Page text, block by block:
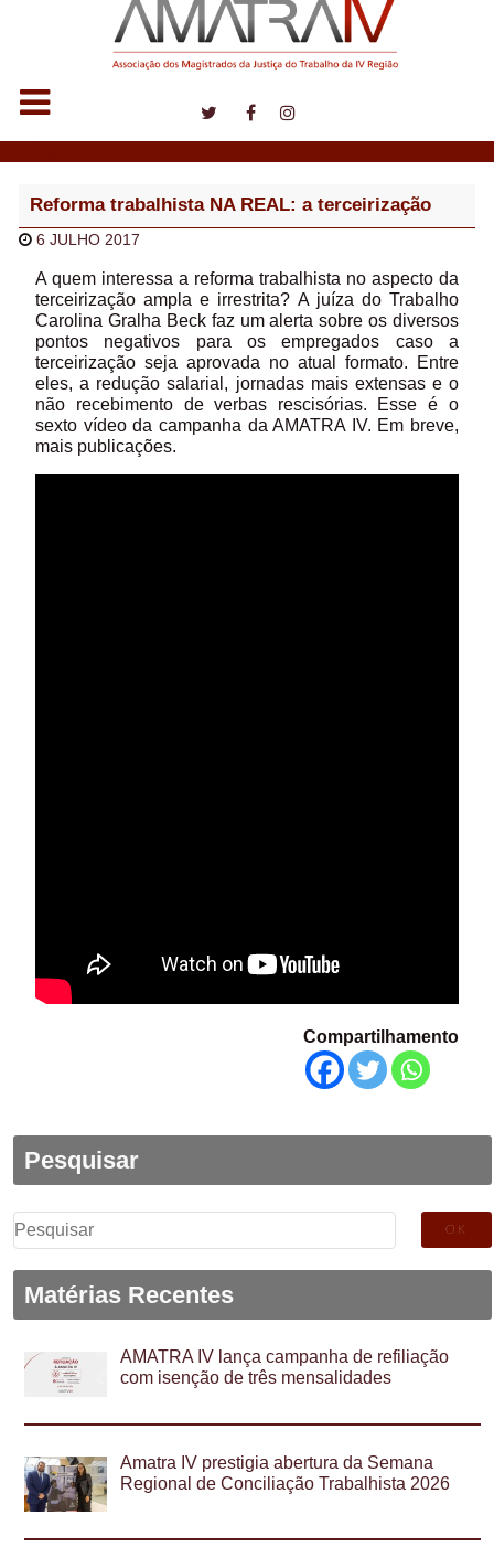
Reforma trabalhista NA REAL: a terceirização
6 JULHO 2017
A quem interessa a reforma trabalhista no aspecto da
terceirização ampla e irrestrita? A juíza do Trabalho
Carolina Gralha Beck faz um alerta sobre os diversos
pontos negativos para os empregados caso a
terceirização seja aprovada no atual formato. Entre
eles, a redução salarial, jornadas mais extensas e o
não recebimento de verbas rescisórias. Esse é o
sexto vídeo da campanha da AMATRA IV. Em breve,
mais publicações.
Compartilhamento
Pesquisar
Pesquisar
por:
Matérias Recentes
AMATRA IV lança campanha de refiliação
com isenção de três mensalidades
Amatra IV prestigia abertura da Semana
Regional de Conciliação Trabalhista 2026